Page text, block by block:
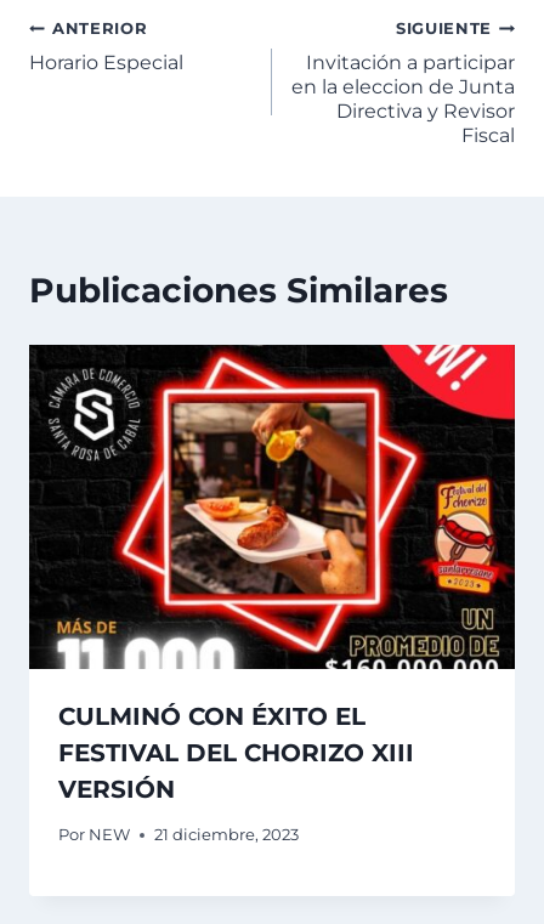
ANTERIOR
Horario Especial
SIGUIENTE
Invitación a participar
en la eleccion de Junta
Directiva y Revisor
Fiscal
Publicaciones Similares
CULMINÓ CON ÉXITO EL
FESTIVAL DEL CHORIZO XIII
VERSIÓN
Por NEW 21 diciembre, 2023